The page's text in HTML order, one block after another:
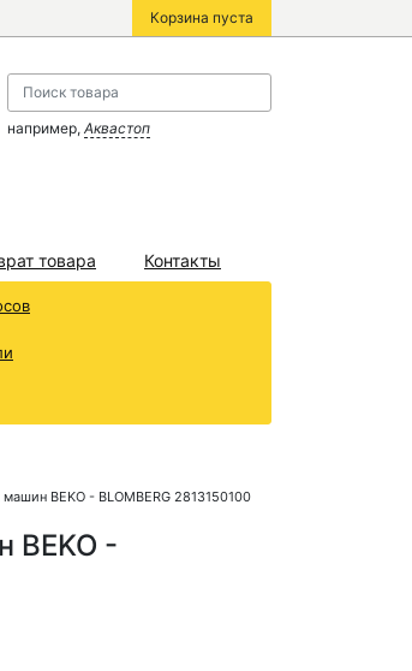
Корзина пуста
например, Аквастоп
товара Контакты
BEKO - BLOMBERG 2813150100
BEKO -